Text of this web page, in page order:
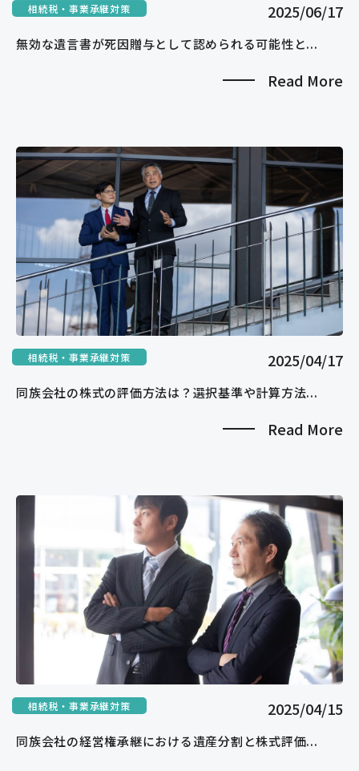
相続税・事業承継対策 2025/06/17
無効な遺言書が死因贈与として認められる可能性と...
Read More
相続税・事業承継対策 2025/04/17
同族会社の株式の評価方法は？選択基準や計算方法...
Read More
相続税・事業承継対策 2025/04/15
同族会社の経営権承継における遺産分割と株式評価...